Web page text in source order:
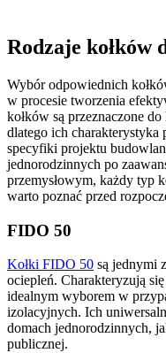
Rodzaje kołków
Wybór odpowiednich
w procesie tworzenia
kołków są przeznaczone
dlatego ich charakterystyka
specyfiki projektu
jednorodzinnych po
przemysłowym, każdy typ
warto poznać przed
FIDO 50
Kołki FIDO 50 są jednymi
ociepleń. Charakteryzują
idealnym wyborem w
izolacyjnych. Ich
domach jednorodzinnych,
publicznej.